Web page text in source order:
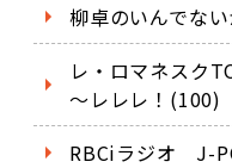
柳卓のいんでな
レ・ロマネスク
～レレレ！(100)
RBCiラジオ J-